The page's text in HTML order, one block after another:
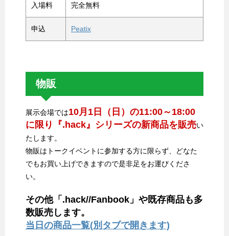
入場料 完全無料
申込 Peatix
物販
展示会場では10月1日（日）の11:00～18:00
に限り『.hack』シリーズの新商品を販売い
たします。
物販はトークイベントに参加する方に限らず、どなた
でもお買い上げできますので是非足をお運びくださ
い。
その他「.hack//Fanbook」や既存商品も多
数販売します。
当日の商品一覧(別タブで開きます)